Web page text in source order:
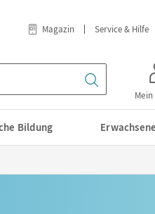
Magazin Service & Hilfe
Bildung